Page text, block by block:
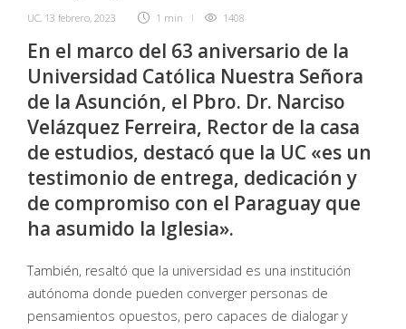
UC, 13 febrero, 2023 1 min 1408
En el marco del 63 aniversario de la
Universidad Católica Nuestra Señora
de la Asunción, el Pbro. Dr. Narciso
Velázquez Ferreira, Rector de la casa
de estudios, destacó que la UC «es un
testimonio de entrega, dedicación y
de compromiso con el Paraguay que
ha asumido la Iglesia».
También, resaltó que la universidad es una institución
autónoma donde pueden converger personas de
pensamientos opuestos, pero capaces de dialogar y